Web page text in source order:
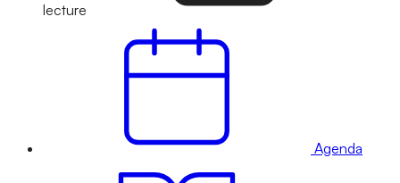
lecture
Agenda